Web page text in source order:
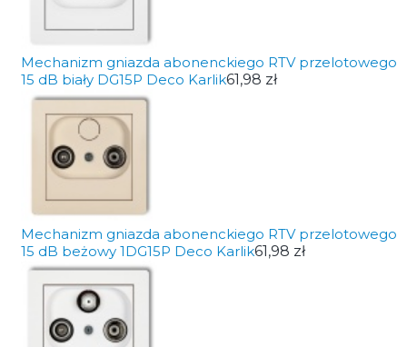
Mechanizm gniazda abonenckiego RTV przelotowego
15 dB biały DG15P Deco Karlik61,98 zł
Mechanizm gniazda abonenckiego RTV przelotowego
15 dB beżowy 1DG15P Deco Karlik61,98 zł